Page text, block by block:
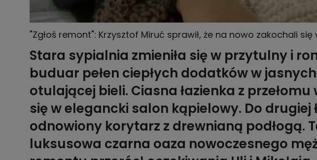
"Zgłoś remont": Krzysztof Miruć sprawił, że na nowo zakochali
Stara sypialnia zmieniła się w przytulny i
buduar pełen ciepłych dodatków w
otulającej bieli. Ciasna łazienka z przełomu
się w elegancki salon kąpielowy. Do drugiej
odnowiony korytarz z drewnianą podłogą.
luksusowa czarna oaza nowoczesnego